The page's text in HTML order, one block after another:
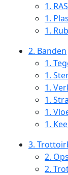
1. RAS
1.
1.
2. Banden
1.
1.
1.
1.
1.
1.
3.
2.
2.